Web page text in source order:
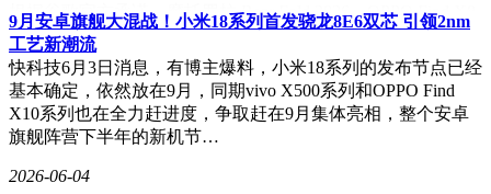
根据谷歌官方承诺，摩托罗拉 Razr Fold 2026、OPPO Find X8
系列以及荣耀 Magic 8 Pro 将于近期通过系统更新获得支持。
此次跨平台协作标志着移动设备生态融合迈出重要一步，但具
体实施效果仍需观察实际传输速度与稳定性表现。业内人士分
析，苹果是否会开放更多底层接口权限，将成为影响该功能用
户体验的关键因素。
9月安卓旗舰大混战！小米18系列首发骁龙8E6双芯 引领2nm
工艺新潮流
快科技6月3日消息，有博主爆料，小米18系列的发布节点已经
基本确定，依然放在9月，同期vivo X500系列和OPPO Find
X10系列也在全力赶进度，争取赶在9月集体亮相，整个安卓
旗舰阵营下半年的新机节…
2026-06-04